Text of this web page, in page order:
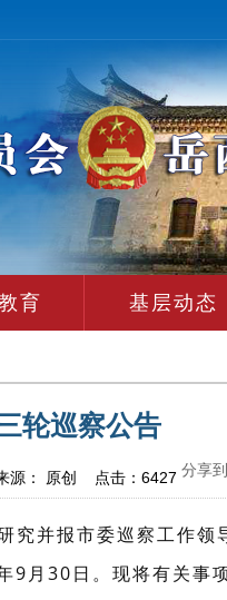
育 基层动态
轮巡察公告
源： 原创 点击： 6427 分享到
并报市委巡察工作领
月30日。现将有关事